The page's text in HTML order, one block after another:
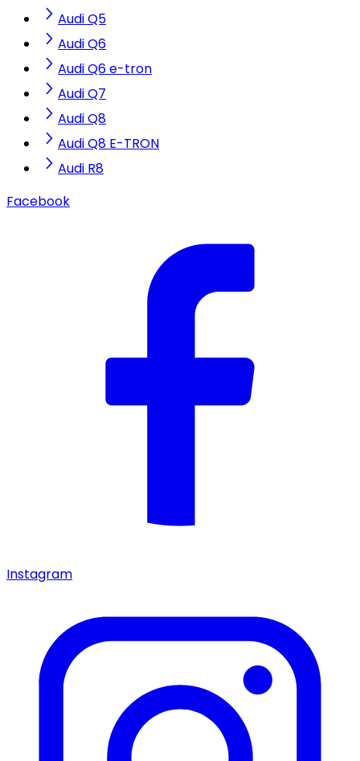
Audi Q5
Audi Q6
Audi Q6 e-tron
Audi Q7
Audi Q8
Audi Q8 E-TRON
Audi R8
Facebook
Instagram